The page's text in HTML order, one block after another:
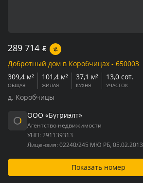
289 714 BYN
Добротный дом в Коробчицах - 650003
309,4 м²
ОБЩАЯ
101,4 м²
ЖИЛАЯ
37,1 м²
КУХНЯ
13,0 сот.
УЧАСТОК
д. Коробчицы
ООО «Бугриэлт»
Агентство недвижимости
УНП: 291139313
Лицензия: 02240/245 МЮ РБ, 05.02.2013
Показать номер